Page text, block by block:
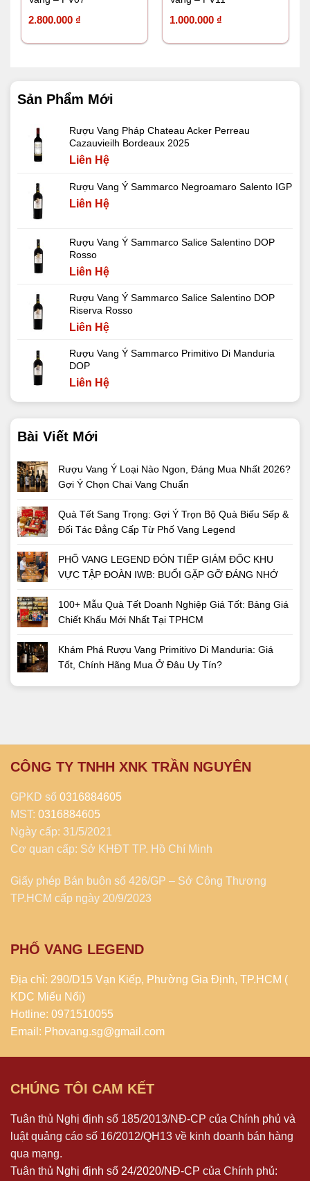
Sản Phẩm Mới
Rượu Vang Pháp Chateau Acker Perreau
Cazauvieilh Bordeaux 2025
Liên Hệ
Rượu Vang Ý Sammarco Negroamaro Salento IGP
Liên Hệ
Rượu Vang Ý Sammarco Salice Salentino DOP
Rosso
Liên Hệ
Rượu Vang Ý Sammarco Salice Salentino DOP
Riserva Rosso
Liên Hệ
Rượu Vang Ý Sammarco Primitivo Di Manduria
DOP
Liên Hệ
Bài Viết Mới
Rượu Vang Ý Loại Nào Ngon, Đáng Mua Nhất 2026?
Gợi Ý Chọn Chai Vang Chuẩn
Quà Tết Sang Trọng: Gợi Ý Trọn Bộ Quà Biếu Sếp &
Đối Tác Đẳng Cấp Từ Phố Vang Legend
PHỐ VANG LEGEND ĐÓN TIẾP GIÁM ĐỐC KHU
VỰC TẬP ĐOÀN IWB: BUỔI GẶP GỠ ĐÁNG NHỚ
100+ Mẫu Quà Tết Doanh Nghiệp Giá Tốt: Bảng Giá
Chiết Khấu Mới Nhất Tại TPHCM
Khám Phá Rượu Vang Primitivo Di Manduria: Giá
Tốt, Chính Hãng Mua Ở Đâu Uy Tín?
2.800.000 ₫ 1.000.000 ₫
CÔNG TY TNHH XNK TRẦN NGUYÊN
GPKD số 0316884605
MST: 0316884605
Ngày cấp: 31/5/2021
Cơ quan cấp: Sở KHĐT TP. Hồ Chí Minh
Giấy phép Bán buôn số 426/GP – Sở Công Thương
TP.HCM cấp ngày 20/9/2023
PHỐ VANG LEGEND
Địa chỉ: 290/D15 Vạn Kiếp, Phường Gia Định, TP.HCM (
KDC Miếu Nổi)
Hotline: 0971510055
Email: Phovang.sg@gmail.com
CHÚNG TÔI CAM KẾT
Tuân thủ Nghị định số 185/2013/NĐ-CP của Chính phủ và
luật quảng cáo số 16/2012/QH13 về kinh doanh bán hàng
qua mạng.
Tuân thủ Nghị định số 24/2020/NĐ-CP của Chính phủ: